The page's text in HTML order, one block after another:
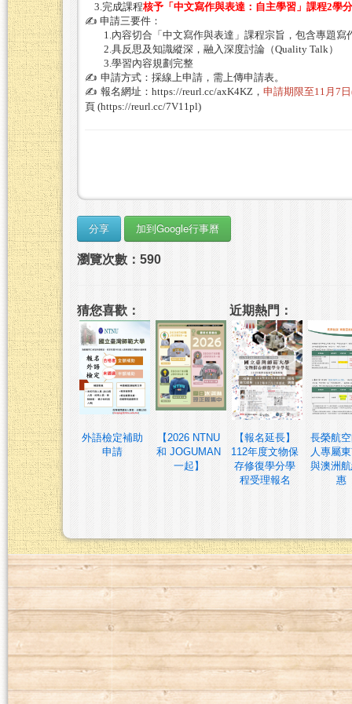
3.完成課程核予「中文寫作與表達：自主學習」課程2學分
✍ 申請三要件：
1.內容切合「中文寫作與表達」課程宗旨，包含專題
2.具反思及知識縱深，融入深度討論（Quality Talk）
3.學習內容規劃完整
✍ 申請方式 ：採線上申請，需上傳申請表。
✍ 報名網址 ： https://reurl.cc/axK4KZ ， 申請期限至11 月 7 日
頁 (https://reurl.cc/7V11pl)
瀏覽次數：590
猜您喜歡：
外語檢定補助
申請
【2026 NTNU
和 JOGUMAN
一起】
近期熱門：
【報名延長】
112年度文物保
存修復學分學
程受理報名
長榮航
人專屬
與澳洲
惠